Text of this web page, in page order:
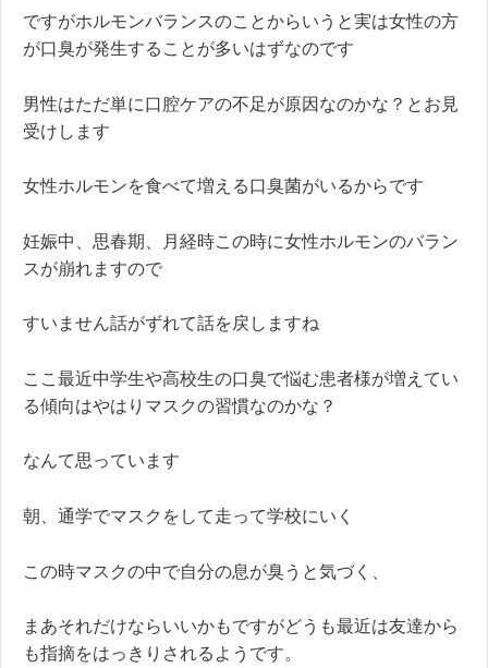
ですがホルモンバランスのことからいうと実は女性の方
が口臭が発生することが多いはずなのです
男性はただ単に口腔ケアの不足が原因なのかな？とお見
受けします
女性ホルモンを食べて増える口臭菌がいるからです
妊娠中、思春期、月経時この時に女性ホルモンのバラン
スが崩れますので
すいません話がずれて話を戻しますね
ここ最近中学生や高校生の口臭で悩む患者様が増えてい
る傾向はやはりマスクの習慣なのかな？
なんて思っています
朝、通学でマスクをして走って学校にいく
この時マスクの中で自分の息が臭うと気づく、
まあそれだけならいいかもですがどうも最近は友達から
も指摘をはっきりされるようです。